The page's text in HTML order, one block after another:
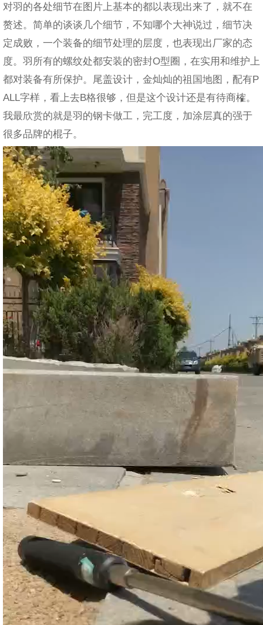
对羽的各处细节在图片上基本的都以表现出来了，就不在
赘述。简单的谈谈几个细节，不知哪个大神说过，细节决
定成败，一个装备的细节处理的层度，也表现出厂家的态
度。羽所有的螺纹处都安装的密封O型圈，在实用和维护上
都对装备有所保护。尾盖设计，金灿灿的祖国地图，配有P
ALL字样，看上去B格很够，但是这个设计还是有待商榷。
我最欣赏的就是羽的钢卡做工，完工度，加涂层真的强于
很多品牌的棍子。